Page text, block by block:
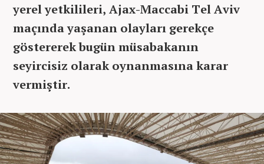
yerel yetkilileri, Ajax-Maccabi Tel Aviv
maçında yaşanan olayları gerekçe
göstererek bugün müsabakanın
seyircisiz olarak oynanmasına karar
vermiştir.